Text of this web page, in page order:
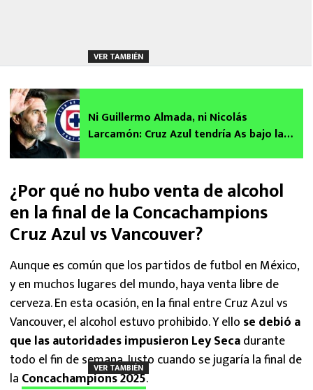
VER TAMBIÉN
Ni Guillermo Almada, ni Nicolás
Larcamón: Cruz Azul tendría As bajo la
¿Por qué no hubo venta de alcohol
en la final de la Concachampions
Cruz Azul vs Vancouver?
Aunque es común que los partidos de futbol en México,
y en muchos lugares del mundo, haya venta libre de
cerveza. En esta ocasión, en la final entre Cruz Azul vs
Vancouver, el alcohol estuvo prohibido. Y ello se debió a
que las autoridades impusieron Ley Secadurante
todo el fin de semana. Justo cuando se jugaría la final de
la Concachampions 2025.
VER TAMBIÉN